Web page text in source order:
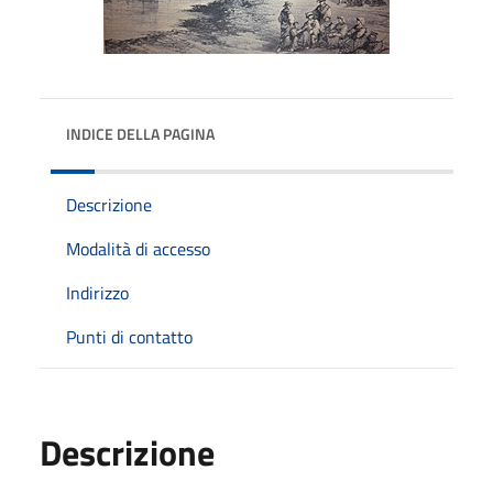
INDICE DELLA PAGINA
Descrizione
Modalità di accesso
Indirizzo
Punti di contatto
Descrizione